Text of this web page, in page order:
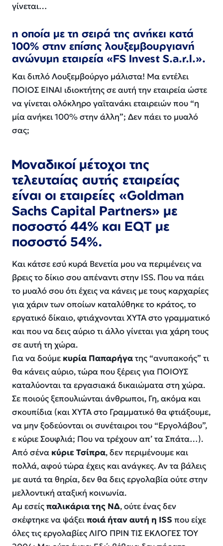
γίνεται…
η οποία με τη σειρά της ανήκει κατά
100% στην επίσης λουξεμβουργιανή
ανώνυμη εταιρεία «FS Invest S.a.r.l.».
Και διπλό Λουξεμβούργο μάλιστα! Μα εντέλει
ΠΟΙΟΣ ΕΙΝΑΙ ιδιοκτήτης σε αυτή την εταιρεία ώστε
να γίνεται ολόκληρο γαϊτανάκι εταιρειών που “η
μία ανήκει 100% στην άλλη”; Δεν πάει το μυαλό
σας;
Μοναδικοί μέτοχοι της
τελευταίας αυτής εταιρείας
είναι οι εταιρείες «Goldman
Sachs Capital Partners» με
ποσοστό 44% και EQT με
ποσοστό 54%.
Και κάτσε εσύ κυρά Βενετία μου να περιμένεις να
βρεις το δίκιο σου απέναντι στην ISS. Που να πάει
το μυαλό σου ότι έχεις να κάνεις με τους καρχαρίες
για χάριν των οποίων καταλύθηκε το κράτος, το
εργατικό δίκαιο, φτιάχνονται ΧΥΤΑ στο γραμματικό
και που να δεις αύριο τι άλλο γίνεται για χάρη τους
σε αυτή τη χώρα.
Για να δούμε κυρία Παπαρήγατης “ανυπακοής” τι
θα κάνεις αύριο, τώρα που ξέρεις για ΠΟΙΟΥΣ
καταλύονται τα εργασιακά δικαιώματα στη χώρα.
Σε ποιούς ξεπουλιώνται άνθρωποι, Γη, ακόμα και
σκουπίδια (και ΧΥΤΑ στο Γραμματικό θα φτιάξουμε,
να μην ξοδεύονται οι συνέταιροι του “Εργολάβου”,
ε κύριε Σουφλιά; Που να τρέχουν απ’ τα Σπάτα…).
Από σένα κύριε Τσίπρα, δεν περιμένουμε και
πολλά, αφού τώρα έχεις και ανάγκες. Αν τα βάλεις
με αυτά τα θηρία, δεν θα δεις εργολαβία ούτε στην
μελλοντική αταξική κοινωνία.
Αμ εσείςπαλικάρια της ΝΔ, ούτε ένας δεν
σκέφτηκε να ψάξειποιά ήταν αυτή η ISS που είχε
όλες τις εργολαβίες ΛΙΓΟ ΠΡΙΝ ΤΙΣ ΕΚΛΟΓΕΣ ΤΟΥ